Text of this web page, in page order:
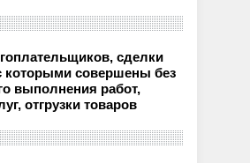
сделки
которыми совершены без
выполнения работ,
отгрузки товаров